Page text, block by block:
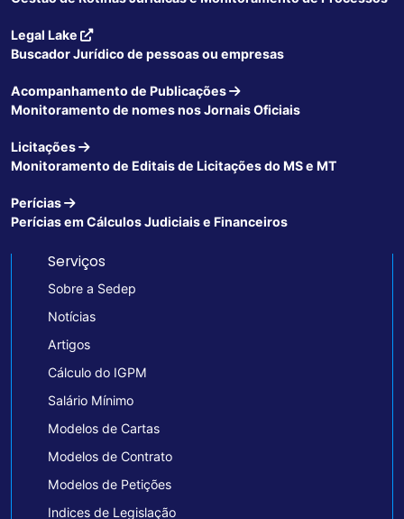
Legal Lake
Buscador Jurídico de pessoas ou empresas
Acompanhamento de Publicações
Monitoramento de nomes nos Jornais Oficiais
Licitações
Monitoramento de Editais de Licitações do MS e MT
Perícias
Perícias em Cálculos Judiciais e Financeiros
Serviços
Sobre a Sedep
Notícias
Artigos
Cálculo do IGPM
Salário Mínimo
Modelos de Cartas
Modelos de Contrato
Modelos de Petições
Indices de Legislação